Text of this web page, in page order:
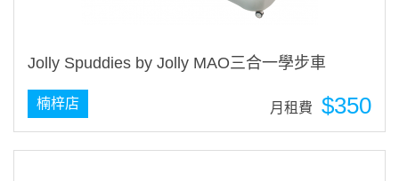
Jolly Spuddies by Jolly MAO三合一學步車
$350
月租費
楠梓店